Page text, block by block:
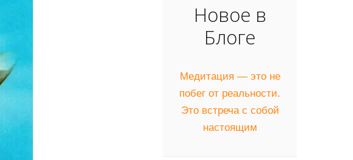
Новое в
Блоге
Медитация — это не
побег от реальности.
Это встреча с собой
настоящим